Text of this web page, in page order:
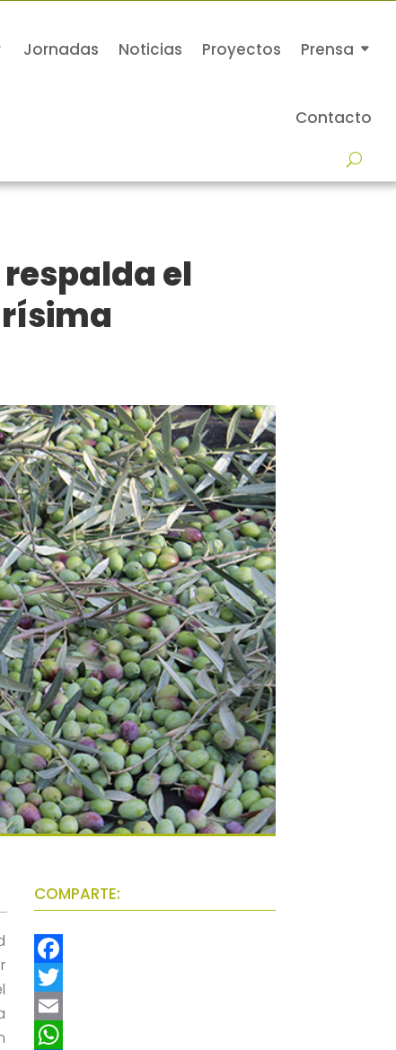
Jornadas Noticias Proyectos Prensa
Contacto
el
COMPARTE:
F
a
c
T
w
E